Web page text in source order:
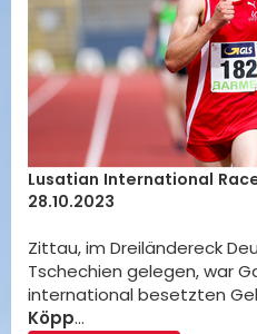
Lusatian International
28.10.2023
Zittau, im Dreiländereck
Tschechien gelegen, war
international besetzten
Köpp…